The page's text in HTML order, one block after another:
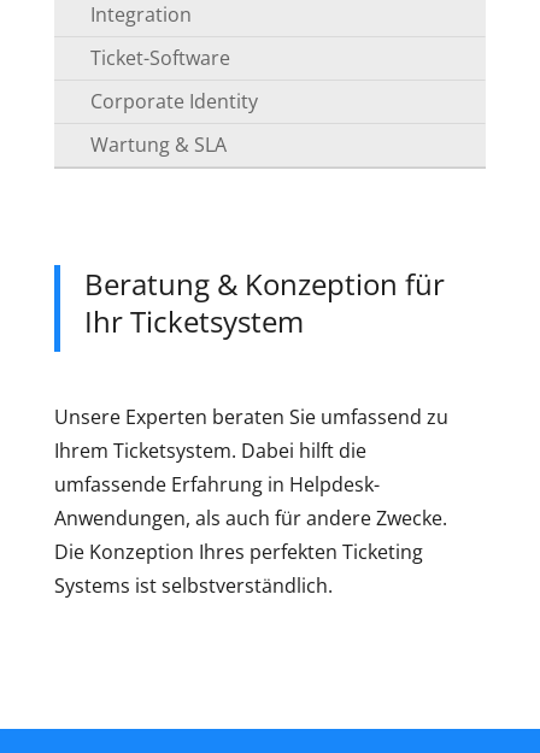
Integration
Ticket-Software
Corporate Identity
Wartung & SLA
Beratung & Konzeption für
Ihr Ticketsystem
Unsere Experten beraten Sie umfassend zu
Ihrem Ticketsystem. Dabei hilft die
umfassende Erfahrung in Helpdesk-
Anwendungen, als auch für andere Zwecke.
Die Konzeption Ihres perfekten Ticketing
Systems ist selbstverständlich.